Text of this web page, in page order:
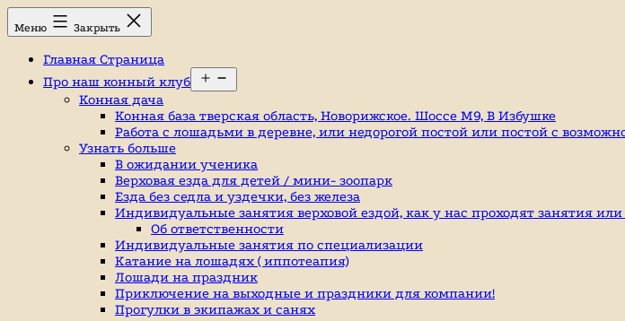
Перейти
к
Конный
клуб,
Ромашково,
лошади,
Меню Закрыть
Главная Страница
Про наш конный клуб
меню
Конная дача
Конная база тверская область, Новорижское. Шоссе М9, В Избушке
Работа с лошадьми в деревне, или недорогой постой или постой с
Узнать больше
В ожидании ученика
Верховая езда для детей / мини- зоопарк
Езда без седла и уздечки, без железа
Индивидуальные занятия верховой ездой, как у нас проходят занятия
Об ответственности
Индивидуальные занятия по специализации
Катание на лошадях ( иппотеапия)
Лошади на праздник
Приключение на выходные и праздники для компании!
Прогулки в экипажах и санях